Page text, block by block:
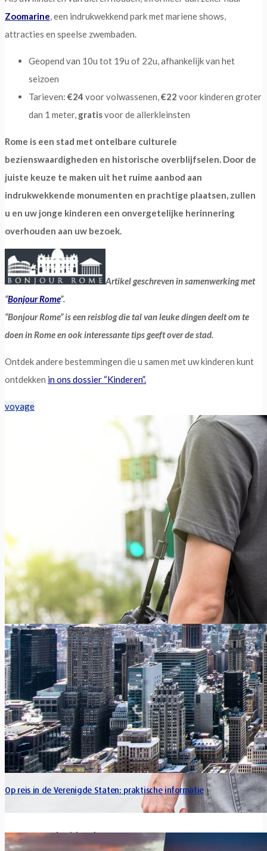
Zoomarine, een indrukwekkend park met mariene shows,
attracties en speelse zwembaden.
Geopend van 10u tot 19u of 22u, afhankelijk van het
seizoen
Tarieven: €24 voor volwassenen,€22 voor kinderen groter
dan 1 meter, gratisvoor de allerkleinsten
Rome is een stad met ontelbare culturele
bezienswaardigheden en historische overblijfselen. Door de
juiste keuze te maken uit het ruime aanbod aan
indrukwekkende monumenten en prachtige plaatsen, zullen
u en uw jonge kinderen een onvergetelijke herinnering
overhouden aan uw bezoek.
Artikel geschreven in samenwerking met
“Bonjour Rome”.
“Bonjour Rome” is een reisblog die tal van leuke dingen deelt om te
doen in Rome en ook interessante tips geeft over de stad.
Ontdek andere bestemmingen die u samen met uw kinderen kunt
ontdekken in ons dossier “Kinderen”.
voyage
De trucs van de pickpockets
Op reis in de Verenigde Staten: praktische informatie